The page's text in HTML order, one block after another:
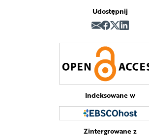
Udostępnij
Indeksowane w
Zintergrowane z